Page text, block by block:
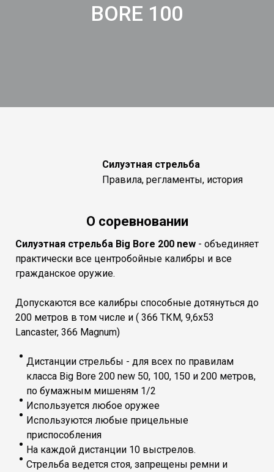
BORE 100
Силуэтная стрельба
Правила, регламенты, история
О соревновании
Силуэтная стрельба Big Bore 200 new - объединяет
практически все центробойные калибры и все
гражданское оружие.
Допускаются все калибры способные дотянуться до
200 метров в том числе и ( 366 ТКМ, 9,6х53
Lancaster, 366 Magnum)
Дистанции стрельбы - для всех по правилам
класса Big Bore 200 new 50, 100, 150 и 200 метров,
по бумажным мишеням 1/2
Используется любое оружее
Используются любые прицельные
приспособления
На каждой дистанции 10 выстрелов.
Стрельба ведется стоя, запрещены ремни и